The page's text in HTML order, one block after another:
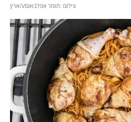
צילום :תומר אפלבאום/הארץ